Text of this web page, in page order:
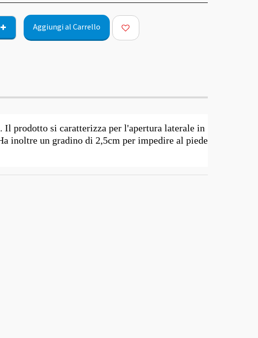
Aggiungi al Carrello
prodotto si caratterizza per l'apertura laterale in
inoltre un gradino di 2,5cm per impedire al piede